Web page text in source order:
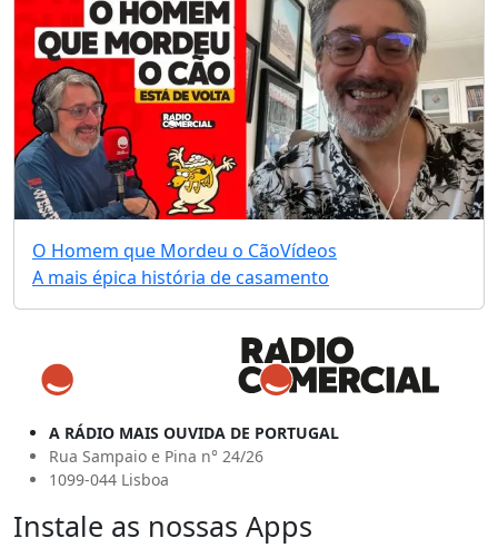
O Homem que Mordeu o CãoVídeos
A mais épica história de casamento
A RÁDIO MAIS OUVIDA DE PORTUGAL
Rua Sampaio e Pina n° 24/26
1099-044 Lisboa
Instale as nossas Apps